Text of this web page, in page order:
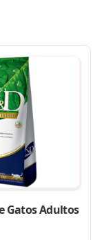
Gatos Adultos